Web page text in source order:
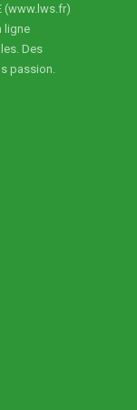
(www.lws.fr)
ligne
Des
passion.